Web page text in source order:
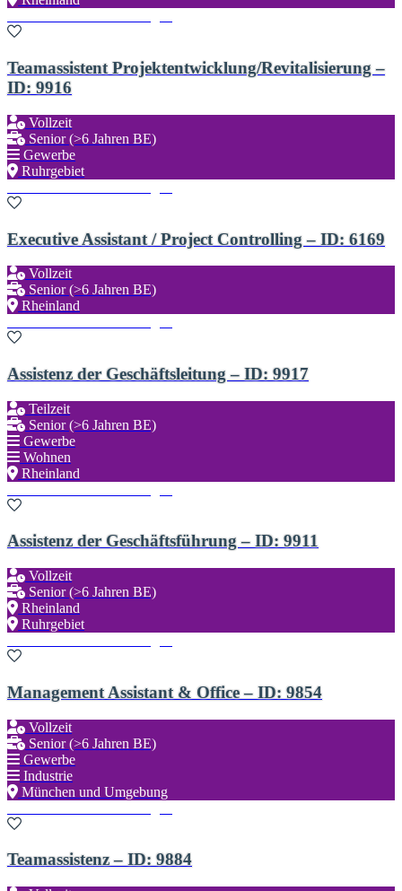
Teamassistent Projektentwicklung/Revitalisierung –
ID: 9916
Vollzeit
Senior (>6 Jahren BE)
Gewerbe
Ruhrgebiet
Executive Assistant / Project Controlling – ID: 6169
Vollzeit
Senior (>6 Jahren BE)
Rheinland
Assistenz der Geschäftsleitung – ID: 9917
Teilzeit
Senior (>6 Jahren BE)
Gewerbe
Wohnen
Rheinland
Assistenz der Geschäftsführung – ID: 9911
Vollzeit
Senior (>6 Jahren BE)
Rheinland
Ruhrgebiet
Management Assistant & Office – ID: 9854
Vollzeit
Senior (>6 Jahren BE)
Gewerbe
Industrie
München und Umgebung
Teamassistenz – ID: 9884